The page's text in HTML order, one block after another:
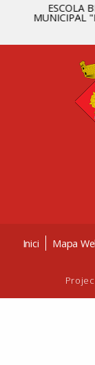
ESCOLA
MUNICIPAL
Inici Mapa